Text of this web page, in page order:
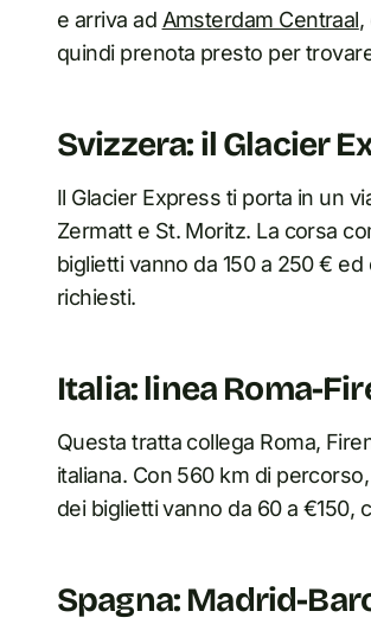
e arriva ad Amsterdam Centraal,
quindi prenota presto per
Svizzera: il Glacier
Il Glacier Express ti porta in un
Zermatt e St. Moritz. La corsa
biglietti vanno da 150 a 250 €
richiesti.
Italia: linea Roma-
Questa tratta collega Roma,
italiana. Con 560 km di
dei biglietti vanno da 60 a €150,
Spagna: Madrid-